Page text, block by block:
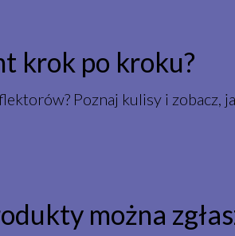
krok po kroku?
Poznaj kulisy i zobacz,
można